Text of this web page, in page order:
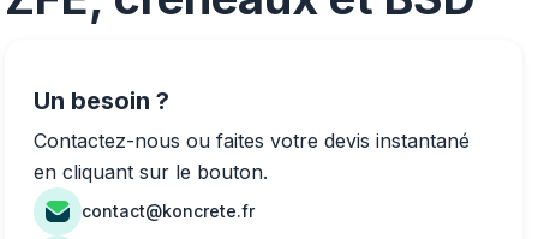
Un besoin ?
Contactez-nous ou faites votre devis instantané
en cliquant sur le bouton.
contact@koncrete.fr